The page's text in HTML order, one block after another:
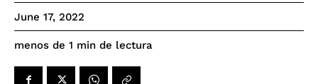
June 17, 2022
menos de 1 min de lectura